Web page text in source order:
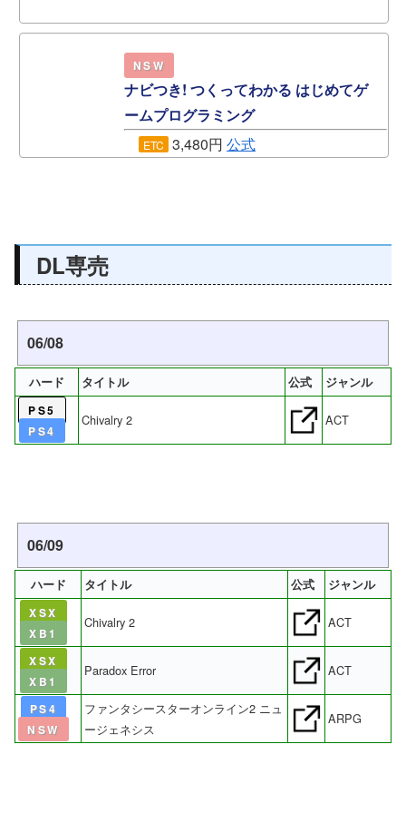
NSW
ナビつき! つくってわかる はじめてゲ
ームプログラミング
ETC 3,480円 公式
DL専売
06/08
ハード タイトル 公式
ジャンル
PS5
PS4
Chivalry 2 ACT
06/09
ハード タイトル 公式
ジャンル
XSX
XB1
Chivalry 2 ACT
XSX
XB1
Paradox Error ACT
PS4
NSW
ファンタシースターオンライン2 ニュ
ージェネシス
ARPG